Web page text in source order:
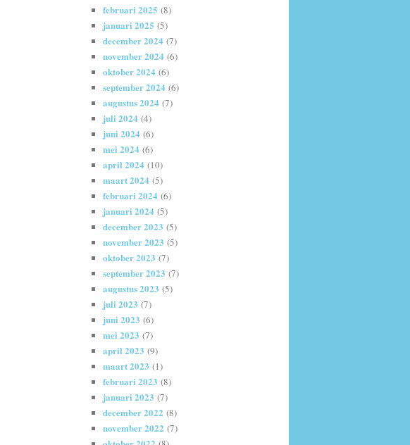
februari 2025 (8)
januari 2025 (5)
december 2024 (7)
november 2024 (6)
oktober 2024 (6)
september 2024 (6)
augustus 2024 (7)
juli 2024 (4)
juni 2024 (6)
mei 2024 (6)
april 2024 (10)
maart 2024 (5)
februari 2024 (6)
januari 2024 (5)
december 2023 (5)
november 2023 (5)
oktober 2023 (7)
september 2023 (7)
augustus 2023 (5)
juli 2023 (7)
juni 2023 (6)
mei 2023 (7)
april 2023 (9)
maart 2023 (1)
februari 2023 (8)
januari 2023 (7)
december 2022 (8)
november 2022 (7)